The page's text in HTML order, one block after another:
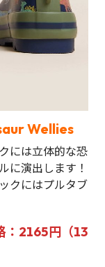
Wellies
には立体的な恐
に演出します！
クにはプルタブ
：2165円（13